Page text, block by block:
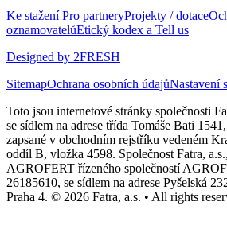
Ke staženíPro partneryProjekty / dotace
oznamovatelůEtický kodex a Tell us
Designed by 2FRESH
SitemapOchrana osobních údajůNastavení
Toto jsou internetové stránky společnosti
se sídlem na adrese třída Tomáše Bati
zapsané v obchodním rejstříku vedeném
oddíl B, vložka 4598. Společnost Fatra,
AGROFERT řízeného společností
26185610, se sídlem na adrese Pyšelská
Praha 4. © 2026 Fatra, a.s. • All rights